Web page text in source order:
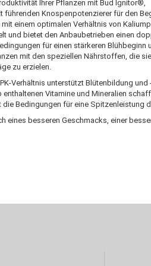
Ihrer Pflanzen mit Bud Ignitor®,
führenden Knospenpotenzierer für den
einem optimalen Verhältnis von
und bietet den Anbaubetrieben einen
für einen stärkeren Blühbeginn
mit den speziellen Nährstoffen, die
zu erzielen.
Verhältnis unterstützt Blütenbildung und
enthaltenen Vitamine und Mineralien
die Bedingungen für eine Spitzenleistung
besseren Geschmacks, einer